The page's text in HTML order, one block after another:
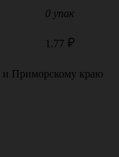
0 упак
1.77
и Приморскому краю